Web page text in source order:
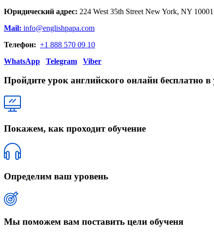
Юридический адрес: 224 West 35th Street New York, NY
Mail: info@englishpapa.com
Телефон: +1 888 570 09 10
WhatsApp
Telegram Viber
Пройдите урок английского онлайн бесплатно в
Покажем, как проходит обучение
Определим ваш уровень
Мы поможем вам поставить цели обученя